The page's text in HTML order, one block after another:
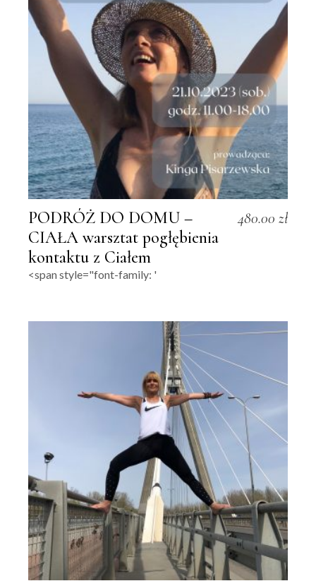
PODRÓŻ DO DOMU –
CIAŁA warsztat pogłębienia
kontaktu z Ciałem
480.00 zł
<span style="font-family: '